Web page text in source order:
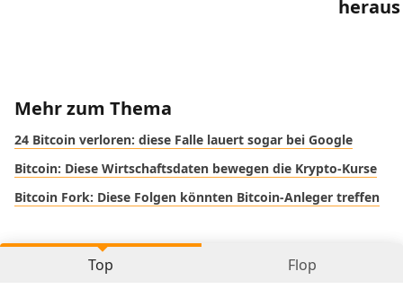
heraus
Mehr zum Thema
24 Bitcoin verloren: diese Falle lauert sogar bei Google
Bitcoin: Diese Wirtschaftsdaten bewegen die Krypto-Kurse
Bitcoin Fork: Diese Folgen könnten Bitcoin-Anleger treffen
Top Flop